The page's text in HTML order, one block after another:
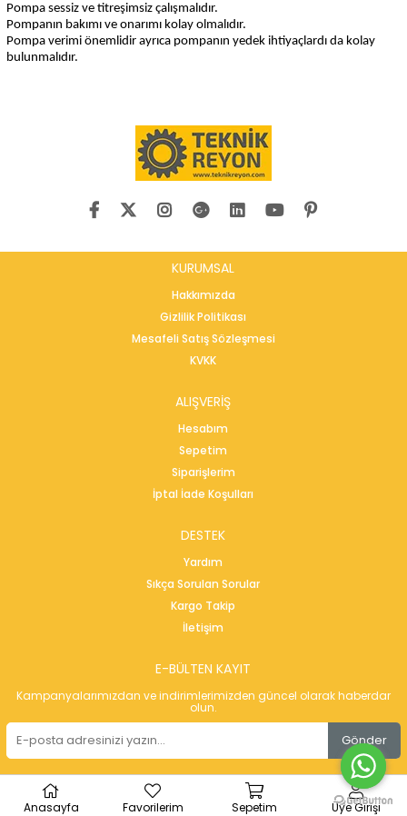
Pompa sessiz ve titreşimsiz çalışmalıdır.
Pompanın bakımı ve onarımı kolay olmalıdır.
Pompa verimi önemlidir ayrıca pompanın yedek ihtiyaçlardı da kolay
bulunmalıdır.
KURUMSAL
Hakkımızda
Gizlilik Politikası
Mesafeli Satış Sözleşmesi
KVKK
ALIŞVERİŞ
Hesabım
Sepetim
Siparişlerim
İptal İade Koşulları
DESTEK
Yardım
Sıkça Sorulan Sorular
Kargo Takip
İletişim
E-BÜLTEN KAYIT
Kampanyalarımızdan ve indirimlerimizden güncel olarak haberdar
olun.
Gönder
Anasayfa Favorilerim Sepetim Üye Girişi